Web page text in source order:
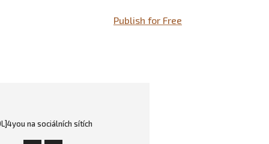
Publish for Free
na sociálních sítích